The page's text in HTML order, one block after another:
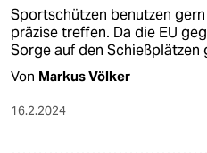
Sportschützen benutzen
präzise treffen. Da die EU
Sorge auf den Schießplätzen
Von Markus Völker
16.2.2024